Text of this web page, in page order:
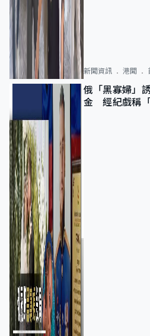
新聞資訊 港聞
俄「黑寡婦」
金 經紀戲稱